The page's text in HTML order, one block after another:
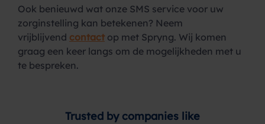
Ook benieuwd wat onze SMS service voor uw
zorginstelling kan betekenen? Neem
vrijblijvend contact op met Spryng. Wij komen
graag een keer langs om de mogelijkheden met u
te bespreken.
Trusted by companies like